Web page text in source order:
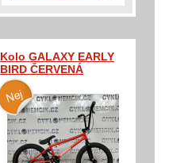
Kolo GALAXY EARLY
BIRD ČERVENÁ